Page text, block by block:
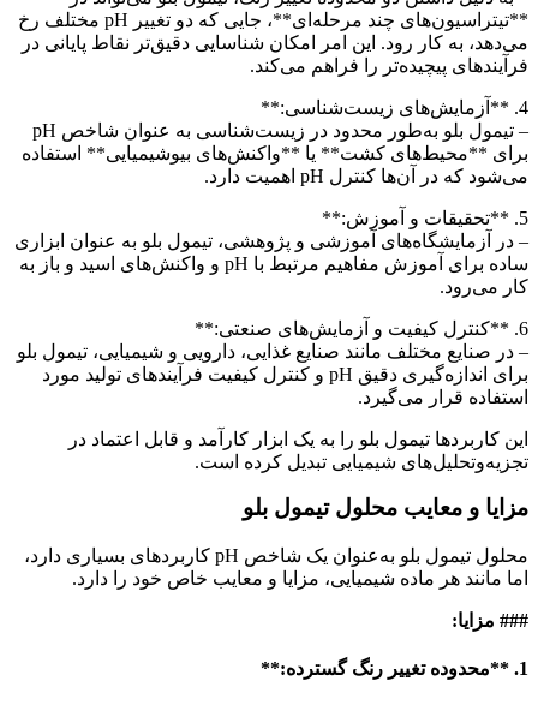
**تیتراسیون‌های چند مرحله‌ای**، جایی که دو تغییر pH مختلف رخ
می‌دهد، به کار رود. این امر امکان شناسایی دقیق‌تر نقاط پایانی در
فرآیندهای پیچیده‌تر را فراهم می‌کند.
4. **آزمایش‌های زیست‌شناسی:**
– تیمول بلو به‌طور محدود در زیست‌شناسی به عنوان شاخص pH
برای **محیط‌های کشت** یا **واکنش‌های بیوشیمیایی** استفاده
می‌شود که در آن‌ها کنترل pH اهمیت دارد.
5. **تحقیقات و آموزش:**
– در آزمایشگاه‌های آموزشی و پژوهشی، تیمول بلو به عنوان ابزاری
ساده برای آموزش مفاهیم مرتبط با pH و واکنش‌های اسید و باز به
کار می‌رود.
6. **کنترل کیفیت و آزمایش‌های صنعتی:**
– در صنایع مختلف مانند صنایع غذایی، دارویی و شیمیایی، تیمول بلو
برای اندازه‌گیری دقیق pH و کنترل کیفیت فرآیندهای تولید مورد
استفاده قرار می‌گیرد.
این کاربردها تیمول بلو را به یک ابزار کارآمد و قابل اعتماد در
تجزیه‌وتحلیل‌های شیمیایی تبدیل کرده است.
مزایا و معایب محلول تیمول بلو
محلول تیمول بلو به‌عنوان یک شاخص pH کاربردهای بسیاری دارد،
اما مانند هر ماده شیمیایی، مزایا و معایب خاص خود را دارد.
### مزایا:
1. **محدوده تغییر رنگ گسترده:**